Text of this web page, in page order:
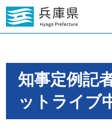
知事定例記
ットライブ